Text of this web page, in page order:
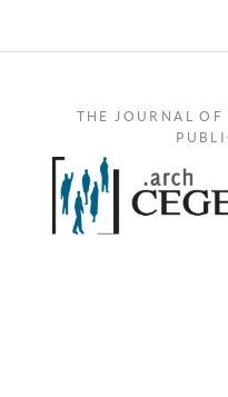
THE JOURNAL